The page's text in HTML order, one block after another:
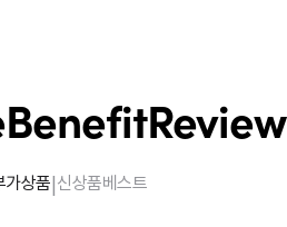
BenefitReview
가상품|신상품베스트